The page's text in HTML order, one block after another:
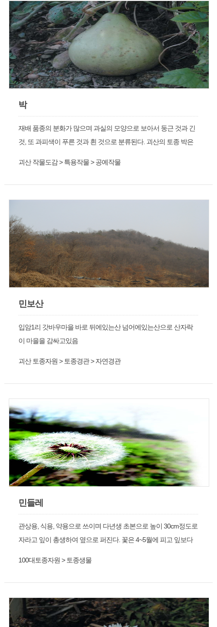
박
재배 품종의 분화가 많으며 과실의 모양으로 보아서 둥근 것과 긴
것, 또 과피색이 푸른 것과 흰 것으로 분류된다. 괴산의 토종 박은
괴산 작물도감 > 특용작물 > 공예작물
민보산
입암1리 갓바우마을 바로 뒤에있는산 넘어에있는산으로 산자락
이 마을을 감싸고있음
괴산 토종자원 > 토종경관 > 자연경관
민들레
관상용, 식용, 약용으로 쓰이며 다년생 초본으로 높이 30cm정도로
자라고 잎이 총생하여 옆으로 퍼진다. 꽃은 4~5월에 피고 잎보다
100대토종자원 > 토종생물